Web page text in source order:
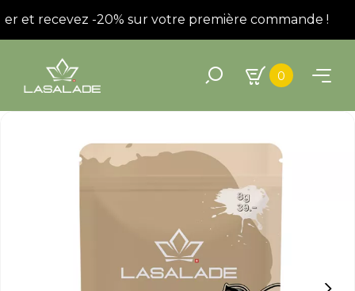
et recevez -20% sur votre première commande !
0